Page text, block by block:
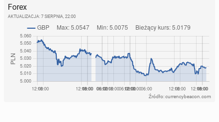
Forex
AKTUALIZACJA: 7 SIERPNIA, 22:00
Źródło: currencybeacon.com